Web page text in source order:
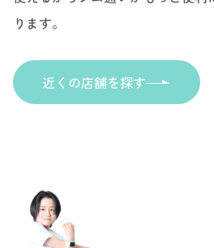
ります。
近くの店舗を探す